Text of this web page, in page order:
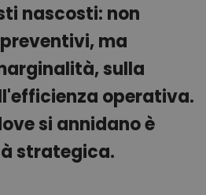
nascosti: non
ma
sulla
operativa.
si annidano è
strategica.